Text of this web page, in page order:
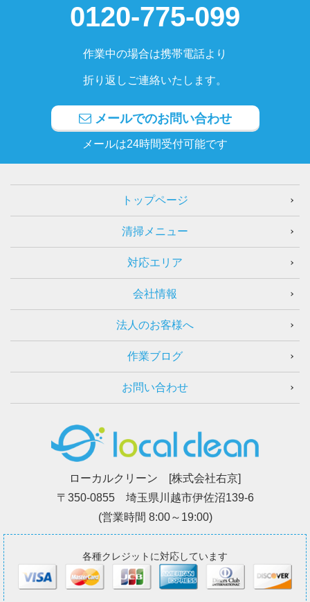
0120-775-099
作業中の場合は携帯電話より
折り返しご連絡いたします。
メールでのお問い合わせ
メールは24時間受付可能です
トップページ
清掃メニュー
対応エリア
会社情報
法人のお客様へ
作業ブログ
お問い合わせ
ローカルクリーン [株式会社右京]
〒350-0855 埼玉県川越市伊佐沼139-6
(営業時間 8:00～19:00)
各種クレジットに対応しています